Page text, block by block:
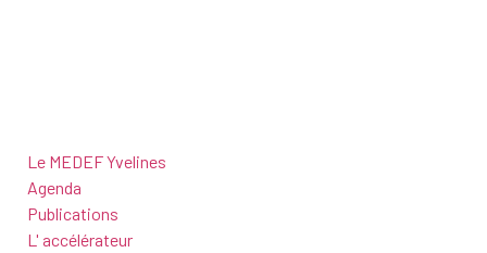
Le MEDEF Yvelines
Agenda
Publications
L' accélérateur